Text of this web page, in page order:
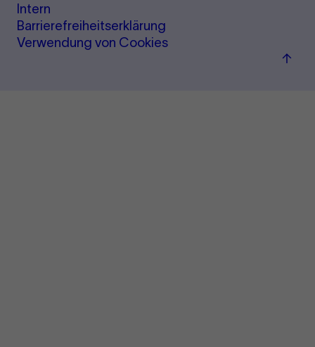
Intern
Barrierefreiheitserklärung
Verwendung von Cookies
Zum